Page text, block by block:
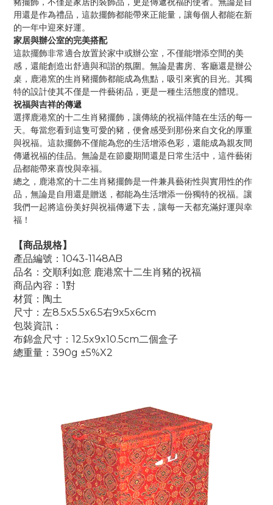
豬擺飾，不僅是家居的裝飾品，更是傳遞祝福的使者。無論是自
用還是作為禮品，這款擺飾都能帶來正能量，讓每個人都能在新
的一年中迎來好運。
家居與辦公室的完美搭配
這款擺飾非常適合放置於家中或辦公室，不僅能增添空間的美
感，還能創造出舒適與和諧的氛圍。無論是書房、客廳還是辦公
桌，鹿港窯的生肖豬擺飾都能成為焦點，吸引來賓的目光。其獨
特的設計使其不僅是一件藝術品，更是一種生活態度的體現。
祝福與吉祥的傳遞
選擇鹿港窯的十二生肖豬擺飾，讓傳統的祝福伴隨在生活的每一
天。每當您看到這隻可愛的豬，便會感受到那份來自文化的厚重
與祝福。這款擺飾不僅能為您的生活增添色彩，還能成為親友間
傳遞祝福的佳品。無論是在節慶期間還是日常生活中，這件藝術
品都能帶來喜悅與幸福。
總之，鹿港窯的十二生肖豬擺飾是一件兼具藝術性與實用性的作
品，無論是自用還是贈送，都能為生活增添一份獨特的祝福。讓
我們一起將這份美好與祝福傳遞下去，讓每一天都充滿好運與幸
福！
【商品規格】
產品編號：1043-1148AB
品名：交順利如意 鹿港窯十二生肖豬的祝福
商品內容：1對
材質：陶土
尺寸：左8.5x5.5x6.5右9x5x6cm
包裝資訊：
布錦盒尺寸：12.5x9x10.5cm二個盒子
總重量：390g ±5%X2